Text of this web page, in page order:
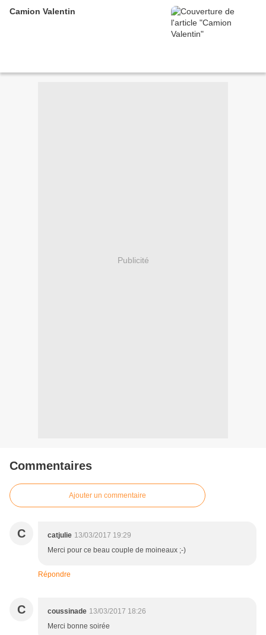
Camion Valentin
Publicité
Commentaires
Ajouter un commentaire
C catjulie 13/03/2017 19:29
Merci pour ce beau couple de moineaux ;-)
Répondre
C coussinade 13/03/2017 18:26
Merci bonne soirée